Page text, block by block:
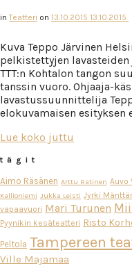
inTeatteri on 13.10.2015 13.10.2015
Kuva Teppo Järvinen
pelkistettyjen
TTT:n Kohtalon tangon
tanssin vuoro. Ohjaaja-
lavastussuunnittelija
elokuvamaisen esityksen
Lue koko juttu
tägit
Aimo Räsänen Arttu Ratinen Auvo
Kallioniemi Jukka Leisti Jyrki
vapaavuori Mari Turunen
Pyynikin kesäteatteri Risto
Peltola Tampereen
Ville Majamaa